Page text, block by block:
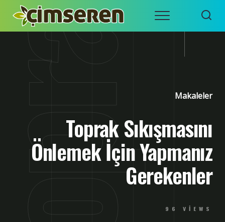
content
ÇIMSEREN
İZMIR
Menu
Makaleler
Toprak Sıkışmasını
Önlemek İçin Yapmanız
Gerekenler
96 VIEWS